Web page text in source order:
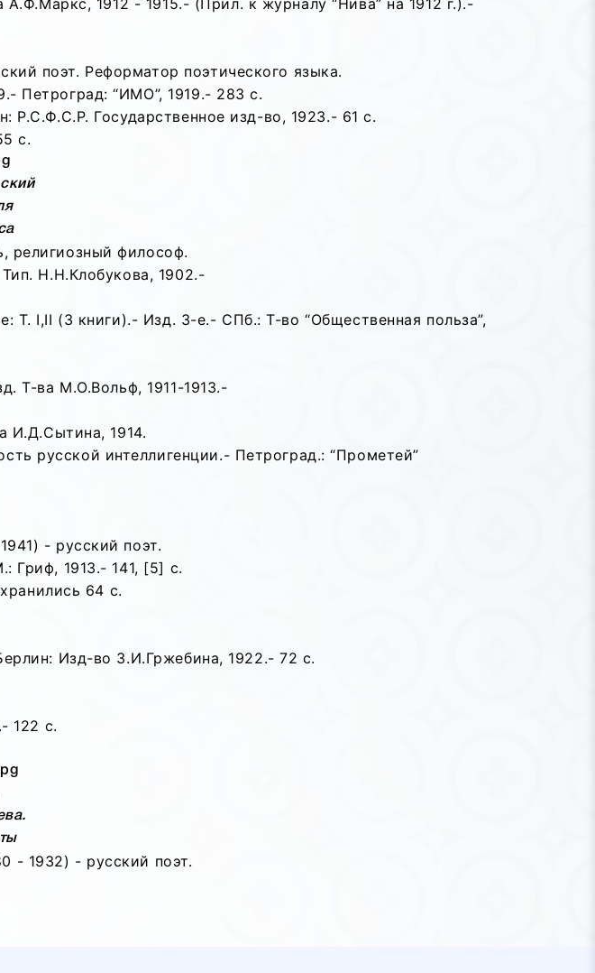
1912 - 1915.- (Прил. к журналу “Нива” на 1912 г.).-
поэт. Реформатор поэтического языка.
Петроград: “ИМО”, 1919.- 283 с.
Р.С.Ф.С.Р. Государственное изд-во, 1923.- 61 с.
с.
религиозный философ.
Н.Н.Клобукова, 1902.-
I,II (3 книги).- Изд. 3-е.- СПб.: Т-во “Общественная польза”,
Т-ва М.О.Вольф, 1911-1913.-
И.Д.Сытина, 1914.
русской интеллигенции.- Петроград.: “Прометей”
- русский поэт.
Гриф, 1913.- 141, [5] с.
64 с.
Изд-во З.И.Гржебина, 1922.- 72 с.
122 с.
- 1932) - русский поэт.